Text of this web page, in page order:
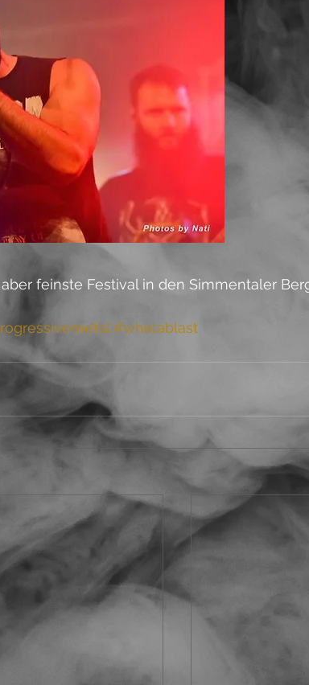
feinste Festival in den Simmentaler
#whatablast